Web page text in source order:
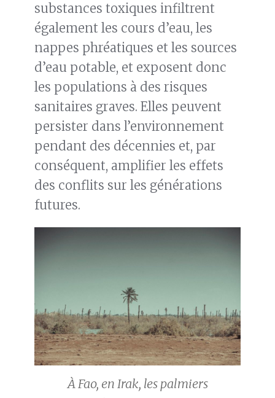
substances toxiques infiltrent
également les cours d’eau, les
nappes phréatiques et les sources
d’eau potable, et exposent donc
les populations à des risques
sanitaires graves. Elles peuvent
persister dans l’environnement
pendant des décennies et, par
conséquent, amplifier les effets
des conflits sur les générations
futures.
À Fao, en Irak, les palmiers